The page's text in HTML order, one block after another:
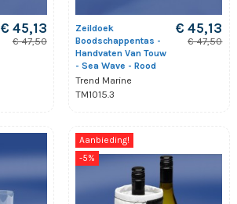
€ 45,13
€ 47,50
Zeildoek
Boodschappentas -
Handvaten Van Touw
- Sea Wave - Rood
Trend Marine
TM1015.3
€ 45,13
€ 47,50
Aanbieding!
-5%